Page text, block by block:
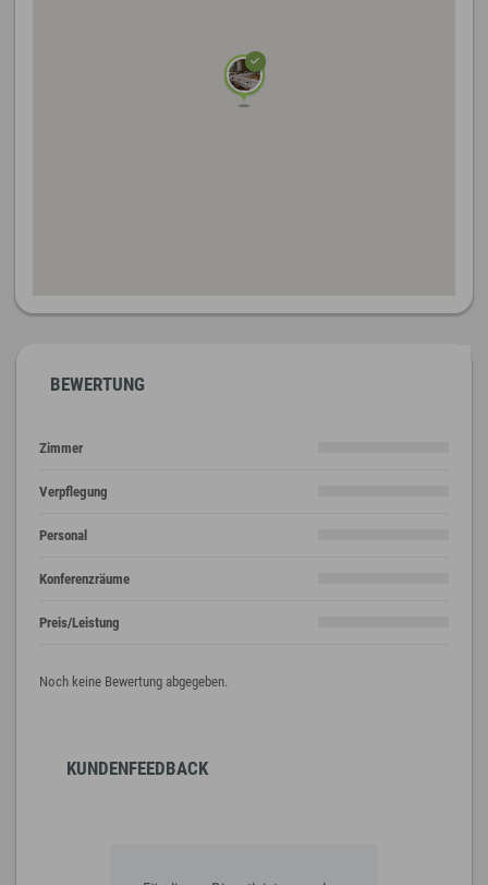
BEWERTUNG
Zimmer
Verpflegung
Personal
Konferenzräume
Preis/Leistung
Noch keine Bewertung abgegeben.
KUNDENFEEDBACK